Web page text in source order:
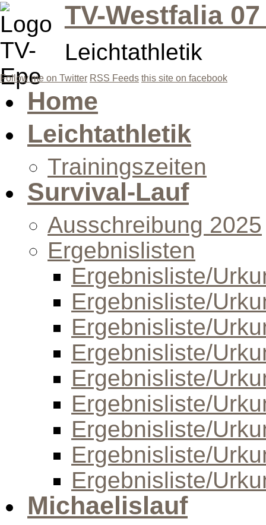
TV-Westfalia
Leichtathletik
Follow me on Twitter RSS Feeds this site on facebook
Home
Leichtathletik
Trainingszeiten
Survival-Lauf
Ausschreibung 2025
Ergebnislisten
Ergebnisliste/
Ergebnisliste/
Ergebnisliste/
Ergebnisliste/
Ergebnisliste/
Ergebnisliste/
Ergebnisliste/
Ergebnisliste/
Ergebnisliste/
Michaelislauf